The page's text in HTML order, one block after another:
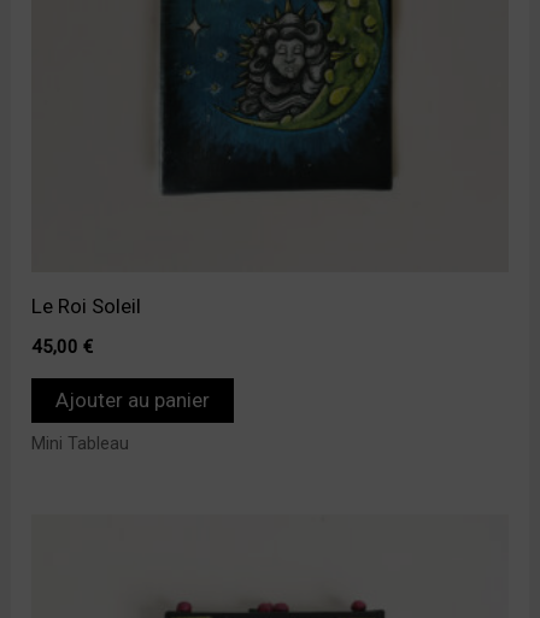
Le Roi Soleil
45,00€
Ajouter au panier
Mini Tableau